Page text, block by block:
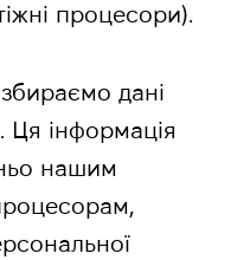
процесори).
дані
Ця інформація
нашим